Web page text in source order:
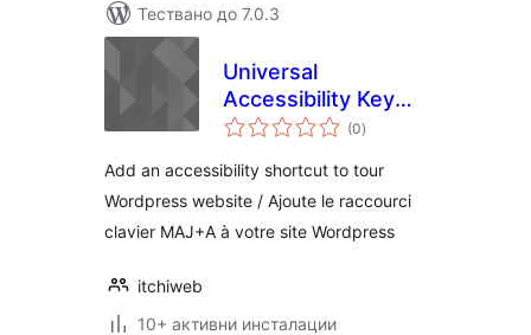
Тествано до 7.0.3
Universal
Accessibility Key
(UAK) / Initiative
(0общо
оценки
)
Add an accessibility shortcut to tour
Wordpress website / Ajoute le raccourci
clavier MAJ+A à votre site Wordpress
itchiweb
10+ активни инсталации